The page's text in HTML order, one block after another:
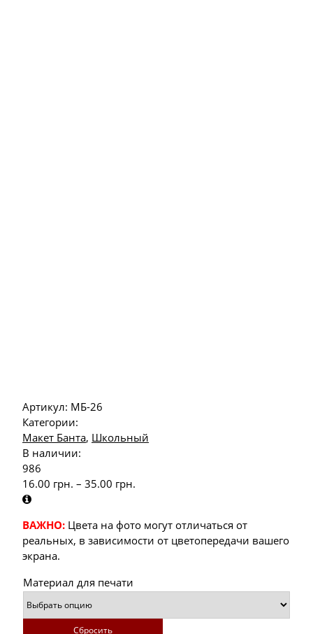
Артикул: МБ-26
Категории:
Макет Банта, Школьный
В наличии:
986
16.00 грн. – 35.00 грн.
ВАЖНО: Цвета на фото могут отличаться от
реальных, в зависимости от цветопередачи вашего
экрана.
Материал для печати
Сбросить